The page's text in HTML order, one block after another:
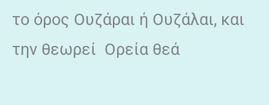
το όρος Ουζάραι ή Ουζάλαι, και
την θεωρεί Ορεία θεά